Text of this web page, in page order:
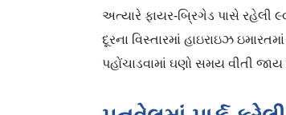
અત્યારે ફાયર-બ્રિગેડ પાસે રહેલી
દૂરના વિસ્તારમાં હાઇરાઇઝ
પહોંચાડવામાં ઘણો સમય વીતી